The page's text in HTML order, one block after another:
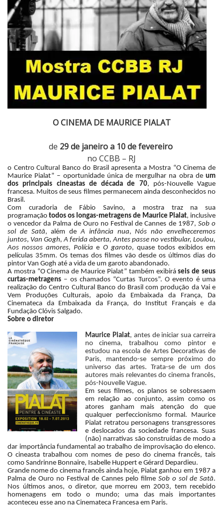
R
A
C
C
:
i
c
e
P
i
a
l
a
t
O CINEMA DE MAURICE PIALAT
de 29 de janeiro a 10 de fevereiro
no CCBB – RJ
o Centro Cultural Banco do Brasil apresenta a Mostra “O Cinema de
Maurice Pialat” – oportunidade única de mergulhar na obra de um
dos principais cineastas de década de 70, pós-Nouvelle Vague
francesa. Muitos de seus filmes permanecem ainda desconhecidos no
Brasil.
Com curadoria de Fábio Savino, a mostra traz na sua
programação todos os longas-metragens de Maurice Pialat, inclusive
o vencedor da Palma de Ouro no Festival de Cannes de 1987, Sob o
sol de Satã, além deA infância nua,Nós não envelheceremos
juntos, Van Gogh, A ferida aberta, Antes passe no vestibular, Loulou,
Aos nossos amores, Políciae O garoto, quase todos exibidos em
películas 35mm. Os temas dos filmes vão desde os últimos dias do
pintor Van Gogh até a vida de um garoto abandonado.
A mostra “O Cinema de Maurice Pialat” também exibiráseis de seus
curtas-metragens – os chamados “Curtas Turcos”. O evento é uma
realização do Centro Cultural Banco do Brasil com produção da Vai e
Vem Produções Culturais, apoio da Embaixada da França, Da
Cinemateca da Embaixada da França, do Institut Français e da
Fundação Clóvis Salgado.
Sobre o diretor
Maurice Pialat, antes de iniciar sua carreira
no cinema, trabalhou como pintor e
estudou na escola de Artes Decorativas de
Paris, mantendo-se sempre próximo do
universo das artes. Trata-se de um dos
autores mais relevantes do cinema francês,
pós-Nouvelle Vague.
Em seus filmes, os planos se sobressaem
em relação ao conjunto, assim como os
atores ganham mais atenção do que
qualquer perfeccionismo formal. Maurice
Pialat retratou personagens transgressores
e deslocados da sociedade francesa. Suas
(não) narrativas são construídas de modo a
dar importância fundamental ao trabalho de improvisação do elenco.
O cineasta trabalhou com nomes de peso do cinema francês, tais
como Sandrinne Bonnaire, Isabelle Huppert e Gérard Depardieu.
Grande nome do cinema francês ainda hoje, Pialat ganhou em 1987 a
Palma de Ouro no Festival de Cannes pelo filmeSob o sol de Satã.
Nos últimos anos, o diretor, que morreu em 2003, tem recebido
homenagens em todo o mundo; uma das mais importantes
aconteceu esse ano na Cinemateca Francesa em Paris.